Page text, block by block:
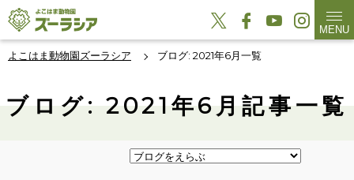
MENU
よこはま動物園ズーラシア ブログ: 2021年6月一覧
ブログ: 2021年6月記事一覧